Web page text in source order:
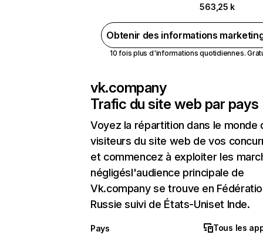
563,25 k
Obtenir des informations
10 fois plus d'informations quotidiennes.
vk.company
Trafic du site web par pays
Voyez la répartition dans le monde
visiteurs du site web de vos
et commencez à exploiter les
négligésl'audience principale de
Vk.company se trouve en
Russie suivi de États-Uniset Inde.
Pays
Tous les